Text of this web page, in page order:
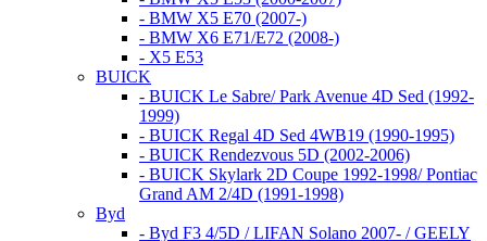
- BMW X5 E70 (2007-)
- BMW X6 E71/E72 (2008-)
- X5 E53
BUICK
- BUICK Le Sabre/ Park Avenue 4D Sed (1992-
1999)
- BUICK Regal 4D Sed 4WB19 (1990-1995)
- BUICK Rendezvous 5D (2002-2006)
- BUICK Skylark 2D Coupe 1992-1998/ Pontiac
Grand AM 2/4D (1991-1998)
Byd
- Byd F3 4/5D / LIFAN Solano 2007- / GEELY